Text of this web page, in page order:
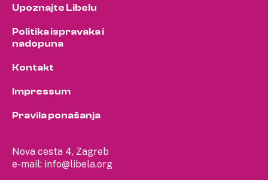
Nova cesta 4, Zagreb
e-mail: info@libela.org
Upoznajte Libelu
Politika ispravaka i
nadopuna
Kontakt
Impressum
Pravila ponašanja